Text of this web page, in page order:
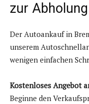
zur Abholung
Der Autoankauf in
unserem
wenigen einfachen
Kostenloses Angebot
Beginne den